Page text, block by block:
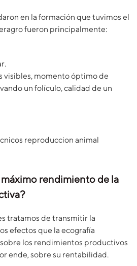
en la formación que tuvimos el
fueron principalmente:
visibles, momento óptimo de
un folículo, calidad de un
rendimiento de la
tratamos de transmitir la
efectos que la ecografía
los rendimientos productivos
ende, sobre su rentabilidad.